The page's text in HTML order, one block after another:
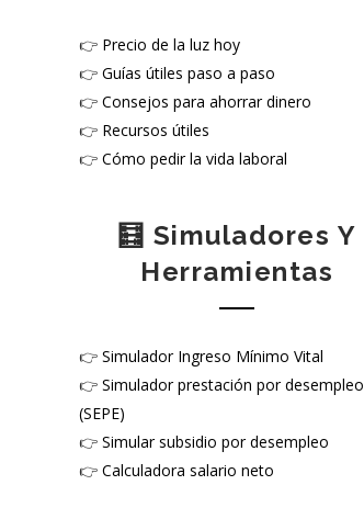
👉 Precio de la luz hoy
👉 Guías útiles paso a paso
👉 Consejos para ahorrar dinero
👉 Recursos útiles
👉 Cómo pedir la vida laboral
🧮 Simuladores Y
Herramientas
👉 Simulador Ingreso Mínimo Vital
👉 Simulador prestación por desempleo
(SEPE)
👉 Simular subsidio por desempleo
👉 Calculadora salario neto